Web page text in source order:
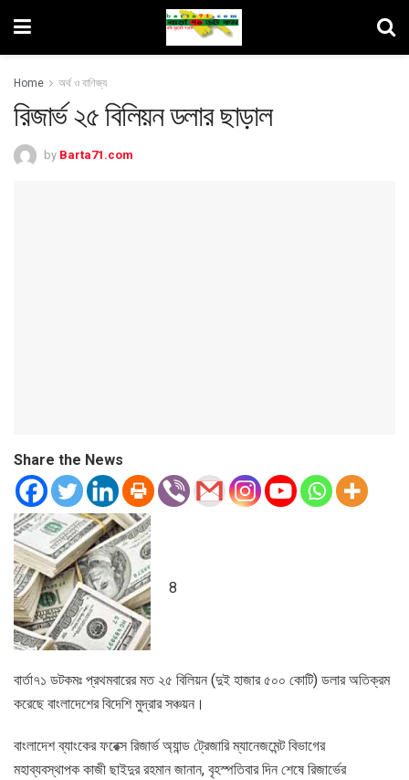
Home অর্থ ও বাণিজ্য
রিজার্ভ ২৫ বিলিয়ন ডলার ছাড়াল
by Barta71.com
Share the News
8
বার্তা৭১ ডটকমঃ প্রথমবারের মত ২৫ বিলিয়ন (দুই হাজার ৫০০ কোটি) ডলার অতিক্রম
করেছে বাংলাদেশের বিদেশি মুদ্রার সঞ্চয়ন।
বাংলাদেশ ব্যাংকের ফরেক্স রিজার্ভ অ্যান্ড ট্রেজারি ম্যানেজমেন্ট বিভাগের
মহাব্যবস্থাপক কাজী ছাইদুর রহমান জানান, বৃহস্পতিবার দিন শেষে রিজার্ভের